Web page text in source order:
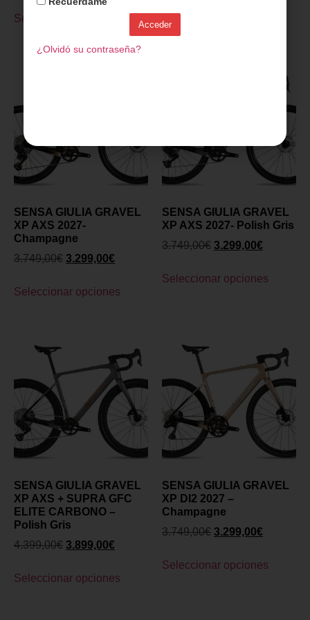
Seleccionar opciones Seleccionar opciones
SENSA GIULIA GRAVEL
XP AXS 2027-
Champagne
3.749,00€ 3.299,00€
Seleccionar opciones
SENSA GIULIA GRAVEL
XP AXS 2027- Polish Gris
3.749,00€ 3.299,00€
Seleccionar opciones
SENSA GIULIA GRAVEL
XP AXS + SUPRA GFC
ELITE CARBONO –
Polish Gris
4.399,00€ 3.899,00€
Seleccionar opciones
SENSA GIULIA GRAVEL
XP DI2 2027 –
Champagne
3.749,00€ 3.299,00€
Seleccionar opciones
Acceder
¿Olvidó su contraseña?